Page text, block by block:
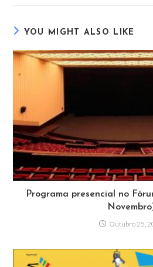
YOU MIGHT ALSO LIKE
Programa presencial no
Outubro 25,